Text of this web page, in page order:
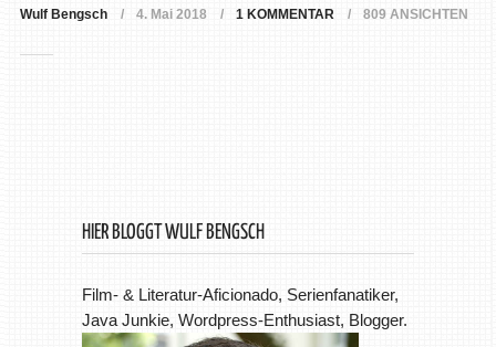
Wulf Bengsch 4. Mai 2018 1 KOMMENTAR 809 ANSICHTEN
HIER BLOGGT WULF BENGSCH
Film- & Literatur-Aficionado, Serienfanatiker,
Java Junkie, Wordpress-Enthusiast, Blogger.